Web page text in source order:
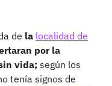
de la localidad de
por la
vida; según los
tenía signos de